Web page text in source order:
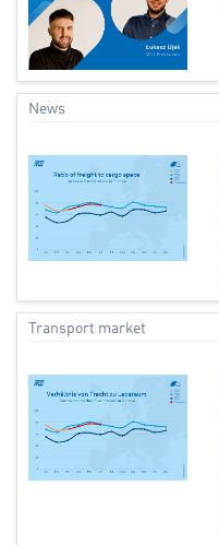
News
Transport market